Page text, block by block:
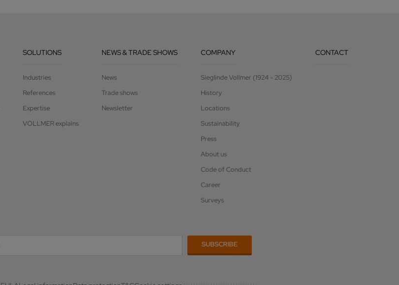
SOLUTIONS
Industries
References
Expertise
VOLLMER explains
NEWS & TRADE SHOWS
News
Trade shows
Newsletter
COMPANY
Sieglinde Vollmer (1924 - 2025)
History
Locations
Sustainability
Press
About us
Code of Conduct
Career
Surveys
CONTACT